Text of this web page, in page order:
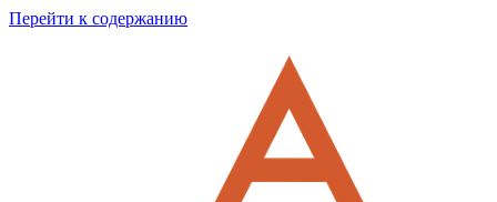
Перейти к содержанию